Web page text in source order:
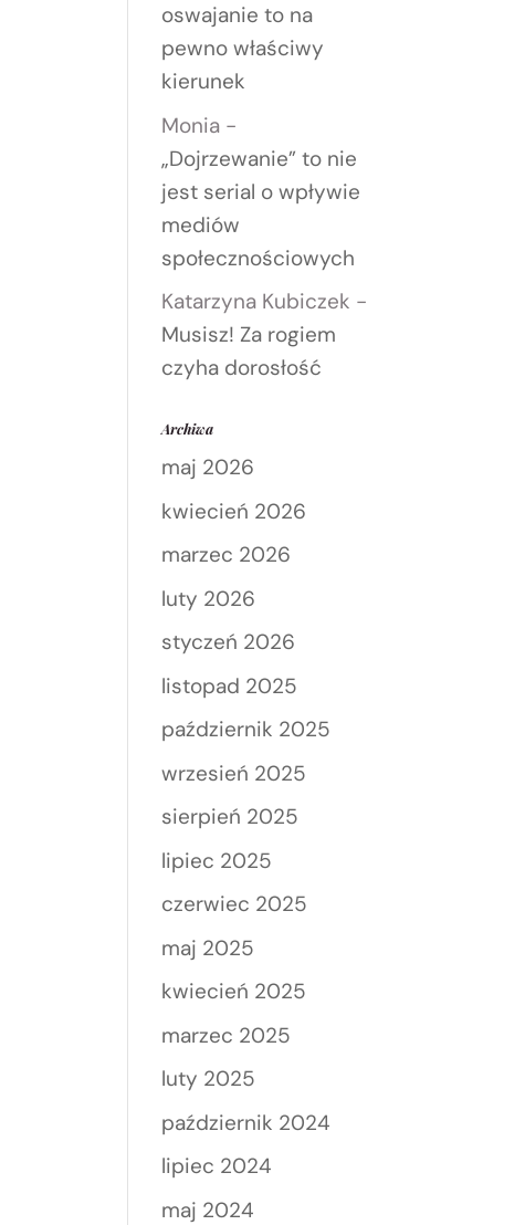
oswajanie to na
pewno właściwy
kierunek
Monia -
„Dojrzewanie” to nie
jest serial o wpływie
mediów
społecznościowych
Katarzyna Kubiczek -
Musisz! Za rogiem
czyha dorosłość
Archiwa
maj 2026
kwiecień 2026
marzec 2026
luty 2026
styczeń 2026
listopad 2025
październik 2025
wrzesień 2025
sierpień 2025
lipiec 2025
czerwiec 2025
maj 2025
kwiecień 2025
marzec 2025
luty 2025
październik 2024
lipiec 2024
maj 2024